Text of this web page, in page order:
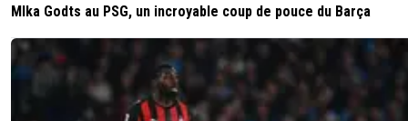
MIka Godts au PSG, un incroyable coup de pouce du Barça